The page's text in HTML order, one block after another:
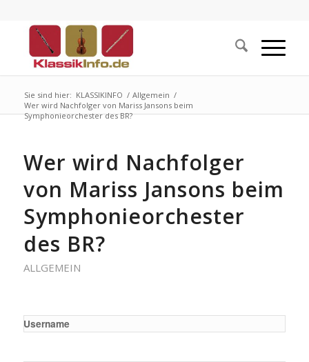
Sie sind hier: KLASSIKINFO / Allgemein /
Wer wird Nachfolger von Mariss Jansons beim
Symphonieorchester des BR?
Wer wird Nachfolger
von Mariss Jansons beim
Symphonieorchester
des BR?
ALLGEMEIN
Username